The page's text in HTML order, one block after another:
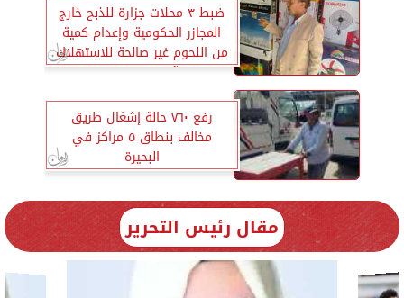
ضبط ٣ محلات جزارة للذبح خارج
المجازر الحكومية وإعدام كمية
من اللحوم غير صالحة للاستهلاك
الآدمي بدمنهور
رفع ٧٦٠ حالة إشغال طريق
مخالف بنطاق ٥ مراكز في
البحيرة
مقال رئيس التحرير